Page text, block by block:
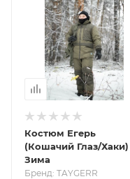
Костюм Егерь
(Кошачий Глаз/Хаки)
Зима
Бренд: TAYGERR